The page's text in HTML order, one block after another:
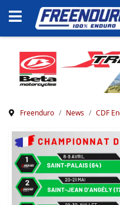
Freenduro News CDF